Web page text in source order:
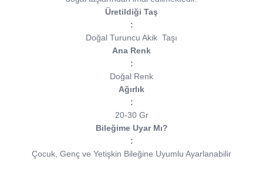
Üretildiği Taş
:
Doğal Turuncu Akik Taşı
Ana Renk
:
Doğal Renk
Ağırlık
:
20-30 Gr
Bileğime Uyar Mı?
:
Çocuk, Genç ve Yetişkin Bileğine Uyumlu Ayarlanabilir